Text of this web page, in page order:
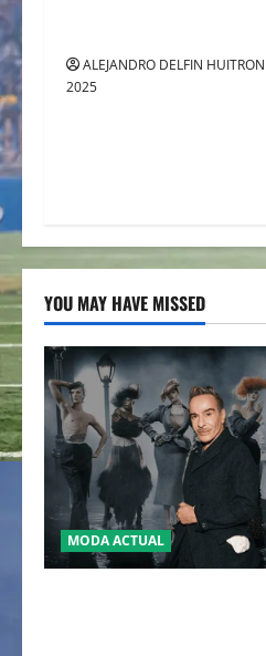
ALEJANDRO DELFIN HUITRON
2025
YOU MAY HAVE MISSED
MODA ACTUAL